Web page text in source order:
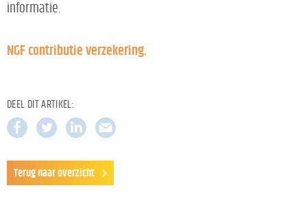
informatie.
NGF contributie verzekering.
DEEL DIT ARTIKEL:
Terug naar overzicht